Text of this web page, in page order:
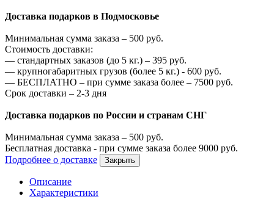
Доставка подарков в Подмосковье
Минимальная сумма заказа – 500 руб.
Стоимость доставки:
— стандартных заказов (до 5 кг.) – 395 руб.
— крупногабаритных грузов (более 5 кг.) - 600 руб.
— БЕСПЛАТНО – при сумме заказа более – 7500 руб.
Срок доставки – 2-3 дня
Доставка подарков по России и странам СНГ
Минимальная сумма заказа – 500 руб.
Бесплатная доставка - при сумме заказа более 9000 руб.
Подробнее о доставке
Закрыть
Описание
Характеристики